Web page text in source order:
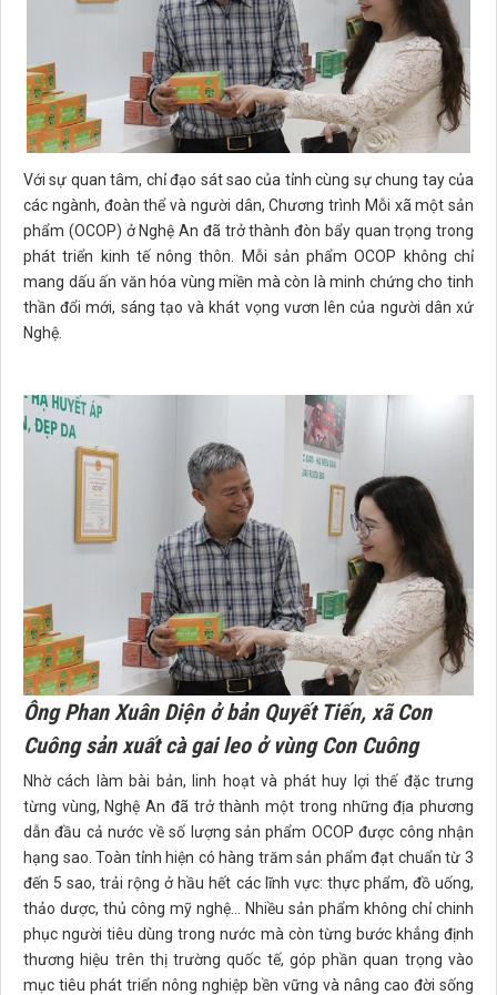
Với sự quan tâm, chỉ đạo sát sao của tỉnh cùng sự chung tay của
các ngành, đoàn thể và người dân, Chương trình Mỗi xã một sản
phẩm (OCOP) ở Nghệ An đã trở thành đòn bẩy quan trọng trong
phát triển kinh tế nông thôn. Mỗi sản phẩm OCOP không chỉ
mang dấu ấn văn hóa vùng miền mà còn là minh chứng cho tinh
thần đổi mới, sáng tạo và khát vọng vươn lên của người dân xứ
Nghệ.
Ông Phan Xuân Diện ở bản Quyết Tiến, xã Con
Cuông sản xuất cà gai leo ở vùng Con Cuông
Nhờ cách làm bài bản, linh hoạt và phát huy lợi thế đặc trưng
từng vùng, Nghệ An đã trở thành một trong những địa phương
dẫn đầu cả nước về số lượng sản phẩm OCOP được công nhận
hạng sao. Toàn tỉnh hiện có hàng trăm sản phẩm đạt chuẩn từ 3
đến 5 sao, trải rộng ở hầu hết các lĩnh vực: thực phẩm, đồ uống,
thảo dược, thủ công mỹ nghệ... Nhiều sản phẩm không chỉ chinh
phục người tiêu dùng trong nước mà còn từng bước khẳng định
thương hiệu trên thị trường quốc tế, góp phần quan trọng vào
mục tiêu phát triển nông nghiệp bền vững và nâng cao đời sống